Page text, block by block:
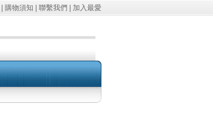
購物須知 聯繫我們 加入最愛